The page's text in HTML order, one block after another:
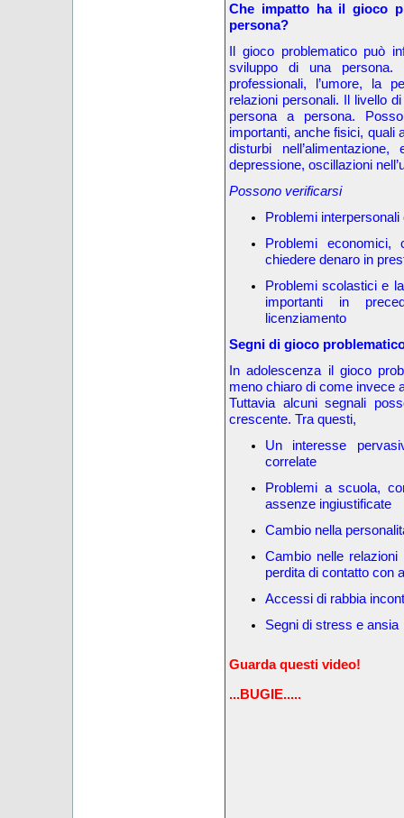
Che impatto ha il gioco
persona?
Il gioco problematico può
sviluppo di una
professionali, l’umore, la
relazioni personali. Il livello
persona a persona.
importanti, anche fisici, quali
disturbi
depressione, oscillazioni
Possono verificarsi
Problemi
Problemi
chiedere denaro in
Problemi scolastici e
importanti in
licenziamento
Segni di gioco
In adolescenza il gioco
meno chiaro di come invece
Tuttavia alcuni segnali
crescente. Tra questi,
Un interesse
correlate
Problemi a scuola,
assenze ingiustificate
Cambio nella
Cambio nelle
perdita di contatto con
Accessi di rabbia
Segni di stress e ansia
Guarda questi video!
...BUGIE.....